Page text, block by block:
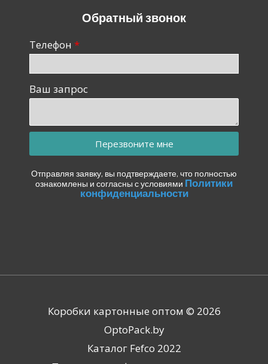
Обратный звонок
Телефон
Ваш запрос
Перезвоните мне
Отправляя заявку, вы подтверждаете, что полностью
ознакомлены и согласны с условиями Политики
конфиденциальности
Коробки картонные оптом © 2026
OptoPack.by
Каталог Fefco 2022